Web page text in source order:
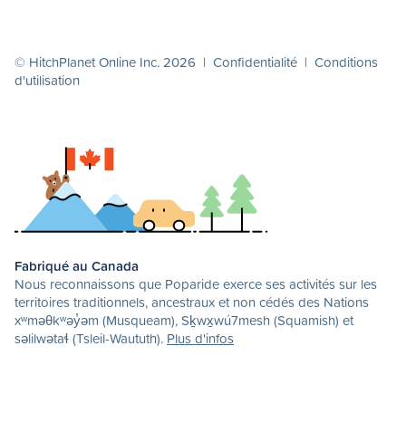
© HitchPlanet Online Inc. 2026 | Confidentialité | Conditions
d'utilisation
Fabriqué au Canada
Nous reconnaissons que Poparide exerce ses activités sur les
territoires traditionnels, ancestraux et non cédés des Nations
xʷməθkʷəy̓əm (Musqueam), Sḵwx̱wú7mesh (Squamish) et
səlilwətaɬ (Tsleil-Waututh). Plus d'infos